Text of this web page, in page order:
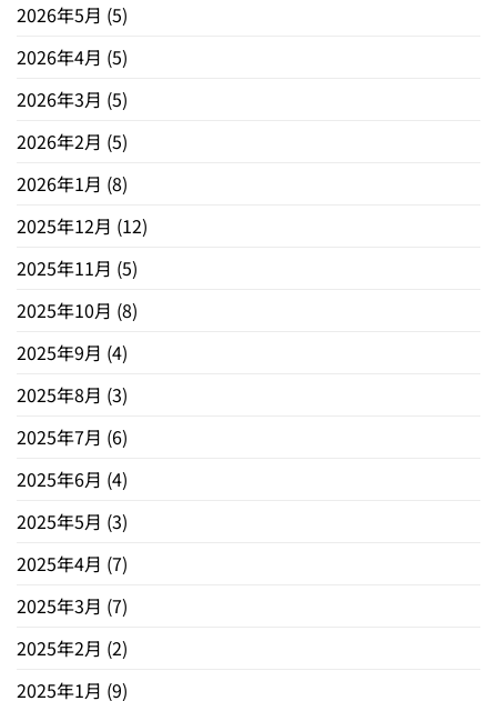
2026年5月 (5)
2026年4月 (5)
2026年3月 (5)
2026年2月 (5)
2026年1月 (8)
2025年12月 (12)
2025年11月 (5)
2025年10月 (8)
2025年9月 (4)
2025年8月 (3)
2025年7月 (6)
2025年6月 (4)
2025年5月 (3)
2025年4月 (7)
2025年3月 (7)
2025年2月 (2)
2025年1月 (9)